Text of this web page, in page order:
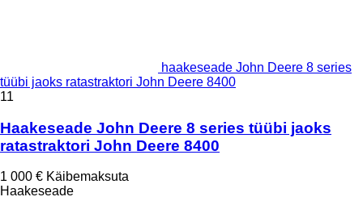
haakeseade John Deere 8 series
tüübi jaoks ratastraktori John Deere 8400
11
Haakeseade John Deere 8 series tüübi jaoks
ratastraktori John Deere 8400
1 000 € Käibemaksuta
Haakeseade